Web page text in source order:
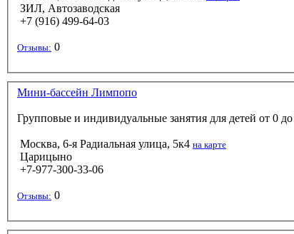
ЗИЛ, Автозаводская
+7 (916) 499-64-03
Отзывы: 0
Мини-бассейн Лимпопо
Групповые и индивидуальные занятия для детей от 0
Москва, 6-я Радиальная улица, 5к4 на карте
Царицыно
+7-977-300-33-06
Отзывы: 0